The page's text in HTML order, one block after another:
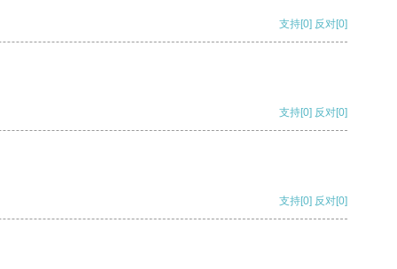
支持[0] 反对[0]
支持[0] 反对[0]
支持[0] 反对[0]